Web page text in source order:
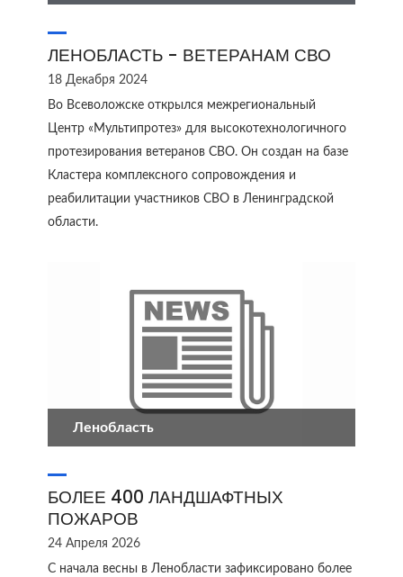
ЛЕНОБЛАСТЬ - ВЕТЕРАНАМ СВО
18 Декабря 2024
Во Всеволожске открылся межрегиональный
Центр «Мультипротез» для высокотехнологичного
протезирования ветеранов СВО. Он создан на базе
Кластера комплексного сопровождения и
реабилитации участников СВО в Ленинградской
области.
Ленобласть
БОЛЕЕ 400 ЛАНДШАФТНЫХ
ПОЖАРОВ
24 Апреля 2026
С начала весны в Ленобласти зафиксировано более